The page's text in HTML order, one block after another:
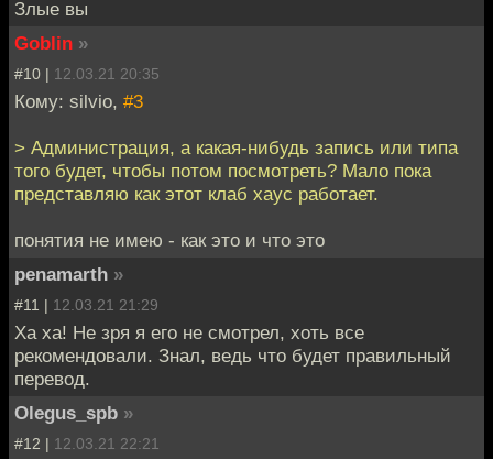
Злые вы
Goblin »
#10 | 12.03.21 20:35
Кому: silvio, #3
> Администрация, а какая-нибудь запись или типа
того будет, чтобы потом посмотреть? Мало пока
представляю как этот клаб хаус работает.
понятия не имею - как это и что это
penamarth »
#11 | 12.03.21 21:29
Ха ха! Не зря я его не смотрел, хоть все
рекомендовали. Знал, ведь что будет правильный
перевод.
Olegus_spb »
#12 | 12.03.21 22:21